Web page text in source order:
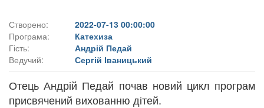
Створено:
2022-07-13 00:00:00
Програма:
Катехиза
Гість:
Андрій Педай
Ведучий:
Сергій Іваницький
Отець Андрій Педай почав новий цикл програм
присвячений вихованню дітей.